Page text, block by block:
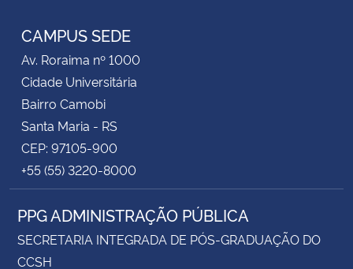
CAMPUS SEDE
Av. Roraima nº 1000
Cidade Universitária
Bairro Camobi
Santa Maria - RS
CEP: 97105-900
+55 (55) 3220-8000
PPG ADMINISTRAÇÃO PÚBLICA
SECRETARIA INTEGRADA DE PÓS-GRADUAÇÃO DO
CCSH